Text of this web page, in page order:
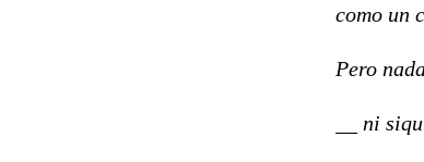
como un
Pero
__ ni